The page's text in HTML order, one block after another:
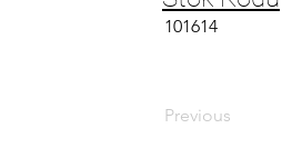
101614
Previous